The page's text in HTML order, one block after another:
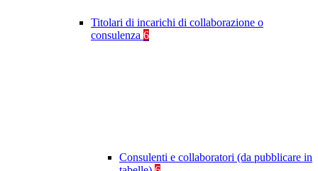
Titolari di incarichi di collaborazione o
consulenza 6
Consulenti e collaboratori (da pubblicare in